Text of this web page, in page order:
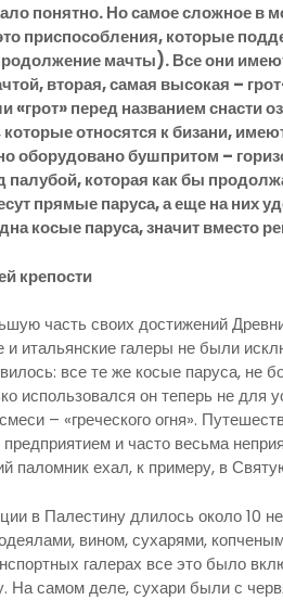
понятно. Но самое сложное в
приспособления, которые
мачты). Все они
вторая, самая высокая –
«грот» перед названием снасти
относятся к бизани,
оборудовано бушпритом –
палубой, которая как бы
прямые паруса, а еще на них
косые паруса, значит вместо
крепости
часть своих достижений
и итальянские галеры не были
все те же косые паруса, не
использовался он теперь не для
– «греческого огня».
и часто весьма
паломник ехал, к примеру, в
в Палестину длилось около 10
вином, сухарями,
галерах все это было
На самом деле, сухари были с